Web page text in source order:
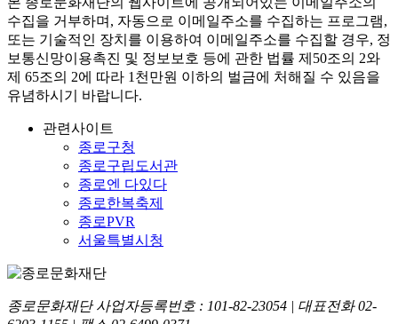
수집을 거부하며, 자동으로 이메일주소를 수집하는 프로그램,
또는 기술적인 장치를 이용하여 이메일주소를 수집할 경우, 정
보통신망이용촉진 및 정보보호 등에 관한 법률 제50조의 2와
제 65조의 2에 따라 1천만원 이하의 벌금에 처해질 수 있음을
유념하시기 바랍니다.
관련사이트
종로구청
종로구립도서관
종로엔 다있다
종로한복축제
종로PVR
서울특별시청
종로문화재단 사업자등록번호 : 101-82-23054 | 대표전화02-